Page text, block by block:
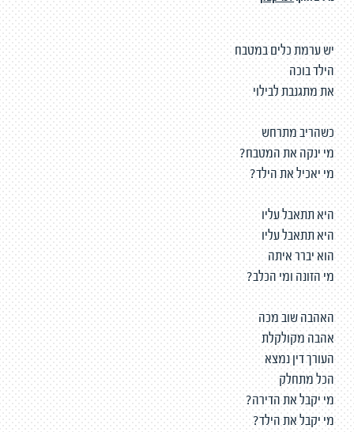
יש ערמת כלים במטבח
הילד בוכה
את מתגנבת לבילוי
כשהריב מתרחש
מי ינקה את המטבח?
מי יאכיל את הילד?
היא תתאבל עליו
היא תתאבל עליו
הוא יברר איתה
מי הזונה ומי הכלב?
האהבה שוב מכה
אהבה מקולקלת
העורך דין נמצא
הכל מתחלק
מי יקבל את הדירה?
מי יקבל את הילד?